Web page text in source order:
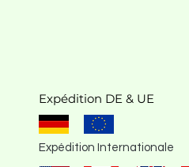
Expédition DE & UE
Expédition Internationale